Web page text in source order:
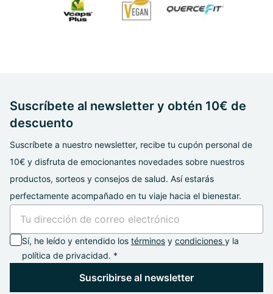
Suscríbete al newsletter y obtén 10€ de
descuento
Suscríbete a nuestro newsletter, recibe tu cupón personal de
10€ y disfruta de emocionantes novedades sobre nuestros
productos, sorteos y consejos de salud. Así estarás
perfectamente acompañado en tu viaje hacia el bienestar.
Sí, he leído y entendido los términos y condiciones y la
política de privacidad. *
Suscribirse al newsletter